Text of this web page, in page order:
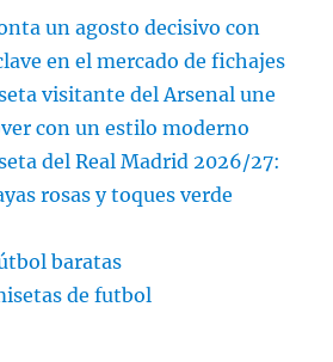
un agosto decisivo con
en el mercado de fichajes
visitante del Arsenal une
con un estilo moderno
del Real Madrid 2026/27:
rosas y toques verde
baratas
de futbol